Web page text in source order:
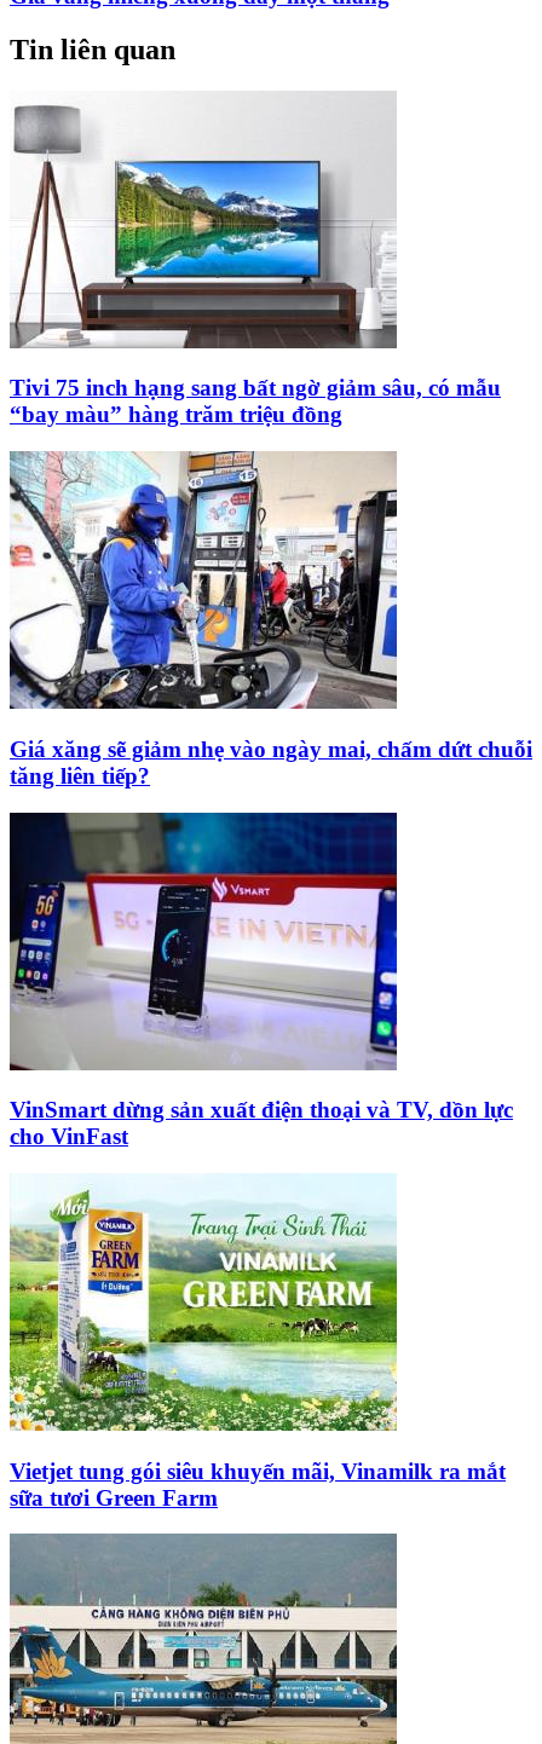
Tin liên quan
Tivi 75 inch hạng sang bất ngờ giảm sâu, có mẫu
“bay màu” hàng trăm triệu đồng
Giá xăng sẽ giảm nhẹ vào ngày mai, chấm dứt chuỗi
tăng liên tiếp?
VinSmart dừng sản xuất điện thoại và TV, dồn lực
cho VinFast
Vietjet tung gói siêu khuyến mãi, Vinamilk ra mắt
sữa tươi Green Farm